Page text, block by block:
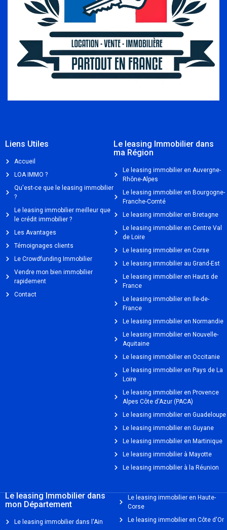
Liens Utiles
Accueil
LOA IMMO ?
Qu'est-ce que le leasing immobilier
?
Le leasing immobilier meilleur que
le crédit immobilier ?
Les Avantages
Témoignages clients
Le Crowdfunding Immobilier
Vendre mon bien immobilier
rapidement
Contact
Le leasing Immobilier dans
ma Région
Le leasing immobilier en Auvergne-
Rhône-Alpes
Le leasing immobilier en Bourgogne-
Franche-Comté
Le leasing immobilier en Bretagne
Le leasing immobilier en Centre Val
de Loire
Le leasing immobilier en Corse
Le leasing immobilier au Grand-Est
Le leasing immobilier en Hauts de
France
Le leasing immobilier en Ile-de-
France
Le leasing immobilier en Normandie
Le leasing immobilier en Nouvelle-
Aquitaine
Le leasing immobilier en Occitanie
Le leasing immobilier en Pays de La
Loire
Le leasing immobilier en Provence
Alpes Côte d'Azur (PACA)
Le leasing immobilier en Guadeloupe
Le leasing immobilier en Guyane
Le leasing immobilier en Martinique
Le leasing immobilier à Mayotte
Le leasing immobilier à la Réunion
Le leasing Immobilier dans
mon Département
Le leasing immobilier dans l'Ain
Le leasing immobilier en Haute-
Corse
Le leasing immobilier en Côte d'Or